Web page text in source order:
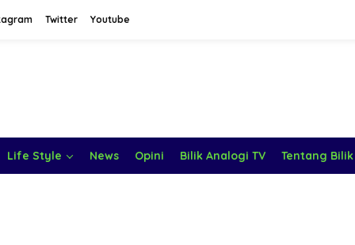
Twitter Youtube
Life Style News Opini Bilik Analogi TV Tentang